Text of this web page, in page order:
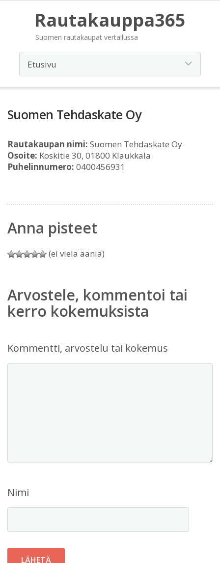
Rautakauppa365
Suomen rautakaupat vertailussa
Suomen Tehdaskate Oy
Rautakaupan nimi: Suomen Tehdaskate Oy
Osoite: Koskitie 30, 01800 Klaukkala
Puhelinnumero: 0400456931
Anna pisteet
(ei vielä ääniä)
Arvostele, kommentoi tai
kerro kokemuksista
Kommentti, arvostelu tai kokemus
Nimi